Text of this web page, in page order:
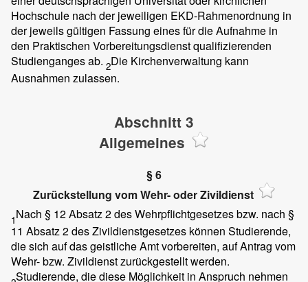
Hochschule nach der jeweiligen EKD-Rahmenordnung in
der jeweils gültigen Fassung eines für die Aufnahme in
den Praktischen Vorbereitungsdienst qualifizierenden
Studienganges ab. 2Die Kirchenverwaltung kann
Ausnahmen zulassen.
Abschnitt 3
Allgemeines
§ 6
Zurückstellung vom Wehr- oder Zivildienst
1Nach § 12 Absatz 2 des Wehrpflichtgesetzes bzw. nach §
11 Absatz 2 des Zivildienstgesetzes können Studierende,
die sich auf das geistliche Amt vorbereiten, auf Antrag vom
Wehr- bzw. Zivildienst zurückgestellt werden.
Studierende, die diese Möglichkeit in Anspruch nehmen